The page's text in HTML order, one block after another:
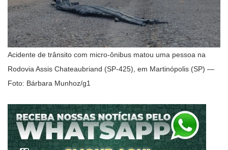
Acidente de trânsito com micro-ônibus matou uma pessoa na
Rodovia Assis Chateaubriand (SP-425), em Martinópolis (SP) —
Foto: Bárbara Munhoz/g1